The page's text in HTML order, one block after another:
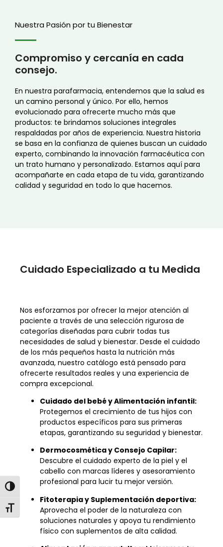
Alternar alto contraste
Alternar tamaño de letra
Nuestra Pasión por tu Bienestar
Compromiso y cercanía en cada
consejo.
En nuestra parafarmacia, entendemos que la salud es
un camino personal y único. Por ello, hemos
evolucionado para ofrecerte mucho más que
productos: te brindamos soluciones integrales
respaldadas por años de experiencia. Nuestra historia
se basa en la confianza de quienes buscan un cuidado
experto, combinando la innovación farmacéutica con
un trato humano y personalizado. Estamos aquí para
acompañarte en cada etapa de tu vida, garantizando
calidad y seguridad en todo lo que hacemos.
Cuidado Especializado a tu Medida
Nos esforzamos por ofrecer la mejor atención al
paciente a través de una selección rigurosa de
categorías diseñadas para cubrir todas tus
necesidades de salud y bienestar. Desde el cuidado
de los más pequeños hasta la nutrición más
avanzada, nuestro catálogo está pensado para
ofrecerte resultados reales y una experiencia de
compra excepcional.
Cuidado del bebé y Alimentación infantil:
Protegemos el crecimiento de tus hijos con
productos específicos para sus primeras
etapas, garantizando su seguridad y bienestar.
Dermocosmética y Consejo Capilar:
Descubre el cuidado experto de la piel y el
cabello con marcas líderes y asesoramiento
profesional para lucir tu mejor versión.
Fitoterapia y Suplementación deportiva:
Aprovecha el poder de la naturaleza con
soluciones naturales y apoya tu rendimiento
físico con suplementos de alta calidad.